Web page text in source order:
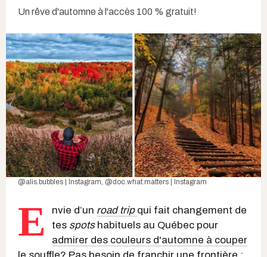
Un rêve d'automne à l'accès 100 % gratuit!
@alis.bubbles | Instagram, @doc.what.matters | Instagram
E nvie d’un road trip qui fait changement de
tes spots habituels au Québec pour
admirer des couleurs d'automne à couper